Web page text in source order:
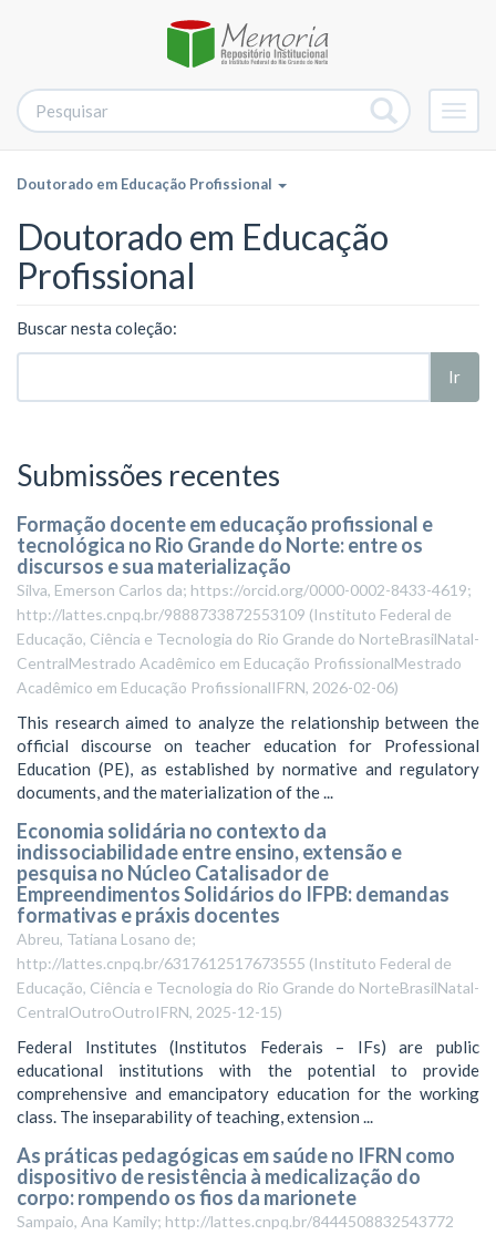
Doutorado em Educação Profissional
Doutorado em Educação
Profissional
Buscar nesta coleção:
Ir
Submissões recentes
Formação docente em educação profissional e
tecnológica no Rio Grande do Norte: entre os
discursos e sua materialização
Silva, Emerson Carlos da; https://orcid.org/0000-0002-8433-4619;
http://lattes.cnpq.br/9888733872553109 (Instituto Federal de
Educação, Ciência e Tecnologia do Rio Grande do NorteBrasilNatal-
CentralMestrado Acadêmico em Educação ProfissionalMestrado
Acadêmico em Educação ProfissionalIFRN, 2026-02-06)
This research aimed to analyze the relationship between the
official discourse on teacher education for Professional
Education (PE), as established by normative and regulatory
documents, and the materialization of the ...
Economia solidária no contexto da
indissociabilidade entre ensino, extensão e
pesquisa no Núcleo Catalisador de
Empreendimentos Solidários do IFPB: demandas
formativas e práxis docentes
Abreu, Tatiana Losano de;
http://lattes.cnpq.br/6317612517673555 (Instituto Federal de
Educação, Ciência e Tecnologia do Rio Grande do NorteBrasilNatal-
CentralOutroOutroIFRN, 2025-12-15)
Federal Institutes (Institutos Federais – IFs) are public
educational institutions with the potential to provide
comprehensive and emancipatory education for the working
class. The inseparability of teaching, extension ...
As práticas pedagógicas em saúde no IFRN como
dispositivo de resistência à medicalização do
corpo: rompendo os fios da marionete
Sampaio, Ana Kamily; http://lattes.cnpq.br/8444508832543772